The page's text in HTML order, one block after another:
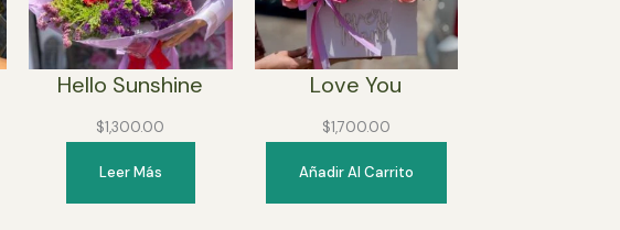
Hello Sunshine
$1,300.00
Leer Más
Love You
$1,700.00
Añadir Al Carrito